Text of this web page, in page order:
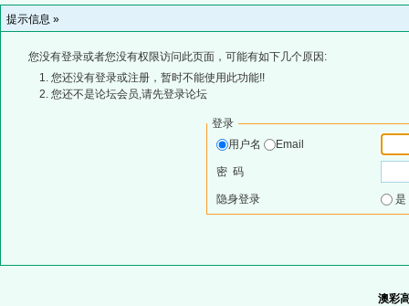
提示信息 »
您没有登录或者您没有权限访问此页面，可能有如下几个原因:
您还没有登录或注册，暂时不能使用此功能!!
您还不是论坛会员,请先登录论坛
登录
用户名
Email
密 码
隐身登录
澳彩